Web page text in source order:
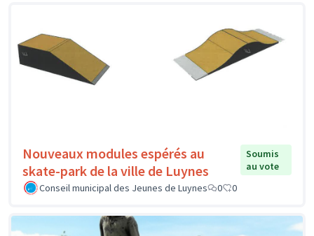
Nouveaux modules espérés au
skate-park de la ville de Luynes
Soumis
au vote
Conseil municipal des Jeunes de Luynes
0 0